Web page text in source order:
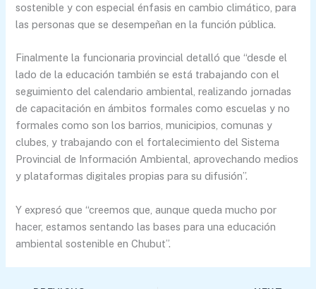
sostenible y con especial énfasis en cambio climático, para
las personas que se desempeñan en la función pública.
Finalmente la funcionaria provincial detalló que “desde el
lado de la educación también se está trabajando con el
seguimiento del calendario ambiental, realizando jornadas
de capacitación en ámbitos formales como escuelas y no
formales como son los barrios, municipios, comunas y
clubes, y trabajando con el fortalecimiento del Sistema
Provincial de Información Ambiental, aprovechando medios
y plataformas digitales propias para su difusión”.
Y expresó que “creemos que, aunque queda mucho por
hacer, estamos sentando las bases para una educación
ambiental sostenible en Chubut”.